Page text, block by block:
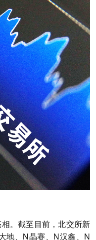
。截至目前，北交所新
地、N晶赛、N汉鑫、N